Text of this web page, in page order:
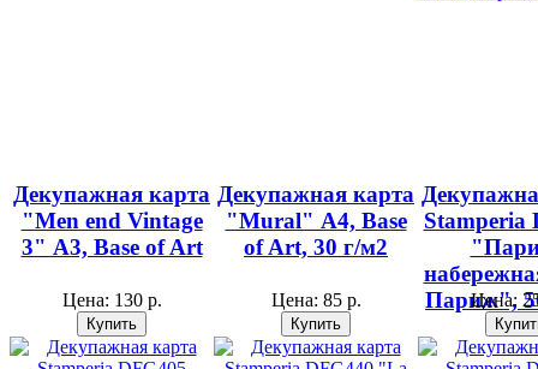
Декупажная карта
"Men end Vintage
3" А3, Base of Art
Цена: 130 р.
Декупажная карта
"Mural" А4, Base
of Art, 30 г/м2
Цена: 85 р.
Stamperia
Париж",
Цена: